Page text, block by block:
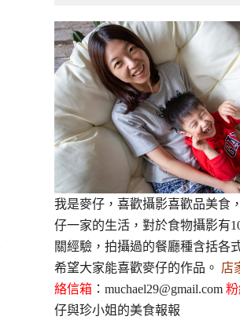
我是麥仔，喜歡攝影喜歡品美食
仔一家的生活，對於食物攝影有
關經驗，拍攝過的餐廳種含括各
希望大家能喜歡麥仔的作品。 店
絡信箱： muchael29@gmail.com
仔與珍小姐的美食報報